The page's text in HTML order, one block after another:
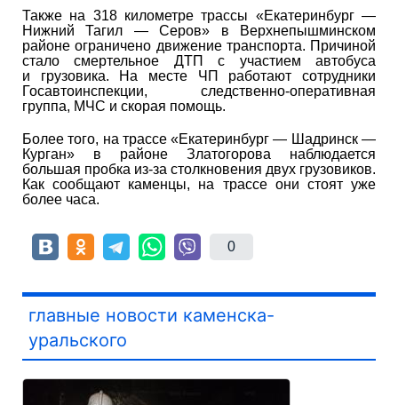
Также на 318 километре трассы «Екатеринбург —
Нижний Тагил — Серов» в Верхнепышминском
районе ограничено движение транспорта. Причиной
стало смертельное ДТП с участием автобуса
и грузовика. На месте ЧП работают сотрудники
Госавтоинспекции, следственно-оперативная
группа, МЧС и скорая помощь.
Более того, на трассе «Екатеринбург — Шадринск —
Курган» в районе Златогорова наблюдается
большая пробка из-за столкновения двух грузовиков.
Как сообщают каменцы, на трассе они стоят уже
более часа.
0
главные новости каменска-
уральского